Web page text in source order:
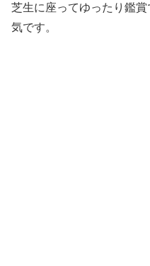
芝生に座ってゆったり鑑
気です。